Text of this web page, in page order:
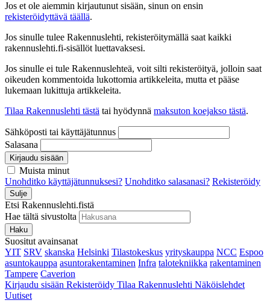
Jos et ole aiemmin kirjautunut sisään, sinun on ensin
rekisteröidyttävä täällä.
Jos sinulle tulee Rakennuslehti, rekisteröitymällä saat kaikki
rakennuslehti.fi-sisällöt luettavaksesi.
Jos sinulle ei tule Rakennuslehteä, voit silti rekisteröityä, jolloin saat
oikeuden kommentoida lukottomia artikkeleita, mutta et pääse
lukemaan lukittuja artikkeleita.
Tilaa Rakennuslehti tästä tai hyödynnä maksuton koejakso tästä.
Sähköposti tai käyttäjätunnus
Salasana
Kirjaudu sisään
Muista minut
Unohditko käyttäjätunnuksesi? Unohditko salasanasi? Rekisteröidy
Sulje
Etsi Rakennuslehti.fistä
Hae tältä sivustolta
Haku
Suositut avainsanat
YIT SRV skanska Helsinki Tilastokeskus yrityskauppa NCC Espoo
asuntokauppa asuntorakentaminen Infra talotekniikka rakentaminen
Tampere Caverion
Kirjaudu sisään Rekisteröidy Tilaa Rakennuslehti Näköislehdet
Uutiset